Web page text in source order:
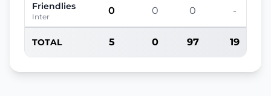
Friendlies
Inter
0 0 0 -
TOTAL 5 0 97 19